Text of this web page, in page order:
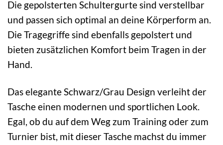
Die gepolsterten Schultergurte sind verstellbar
und passen sich optimal an deine Körperform an.
Die Tragegriffe sind ebenfalls gepolstert und
bieten zusätzlichen Komfort beim Tragen in der
Hand.
Das elegante Schwarz/Grau Design verleiht der
Tasche einen modernen und sportlichen Look.
Egal, ob du auf dem Weg zum Training oder zum
Turnier bist, mit dieser Tasche machst du immer